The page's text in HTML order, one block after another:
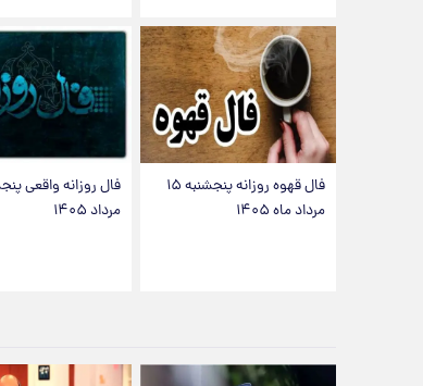
فال قهوه روزانه پنجشنبه ۱۵
مرداد ماه ۱۴۰۵
مرداد ۱۴۰۵